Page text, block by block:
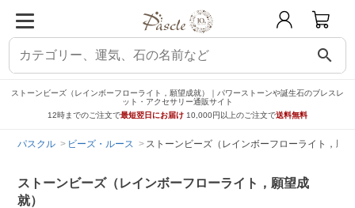
search
ストーンビーズ（レインボーフローライト，願望成就）｜パワーストーンや誕生石のブレスレ
ット・アクセサリー通販サイト
12時までのご注文で最短翌日にお届け 10,000円以上のご注文で送料無料
パスクル ビーズ・ルース ストーンビーズ（レインボーフローライト，願
ストーンビーズ（レインボーフローライト，願望成
就）